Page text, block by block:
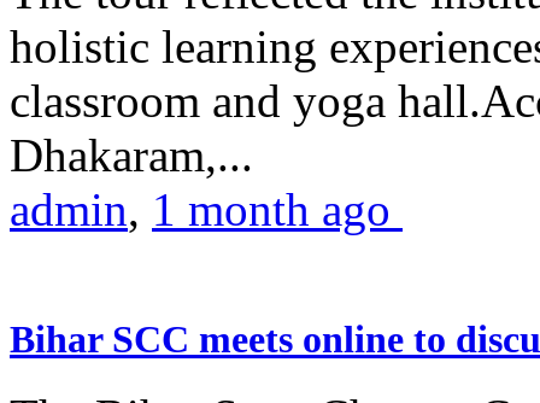
holistic learning
classroom and yoga
Dhakaram,...
admin, 1 month ago
Bihar SCC meets online to